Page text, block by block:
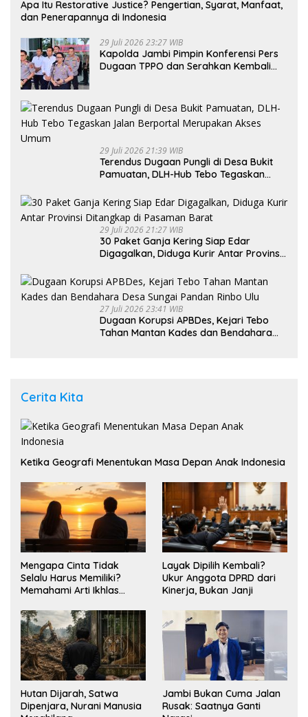
Apa Itu Restorative Justice? Pengertian, Syarat, Manfaat,
dan Penerapannya di Indonesia
29 Juli 2026 23:27 WIB
Kapolda Jambi Pimpin Konferensi Pers
Dugaan TPPO dan Serahkan Kembali
29 Juli 2026 21:39 WIB
Terendus Dugaan Pungli di Desa Bukit
Pamuatan, DLH-Hub Tebo Tegaskan
Umum
29 Juli 2026 21:27 WIB
30 Paket Ganja Kering Siap Edar
Digagalkan, Diduga Kurir Antar Provinsi
27 Juli 2026 23:41 WIB
Dugaan Korupsi APBDes, Kejari Tebo
Tahan Mantan Kades dan Bendahara
Cerita Kita
Ketika Geografi Menentukan Masa Depan Anak Indonesia
Mengapa Cinta Tidak
Selalu Harus Memiliki?
Memahami Arti Ikhlas
Layak Dipilih Kembali?
Ukur Anggota DPRD dari
Kinerja, Bukan Janji
Hutan Dijarah, Satwa
Dipenjara, Nurani Manusia
Jambi Bukan Cuma Jalan
Rusak: Saatnya Ganti